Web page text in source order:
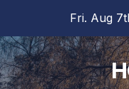
content
Fri. Aug